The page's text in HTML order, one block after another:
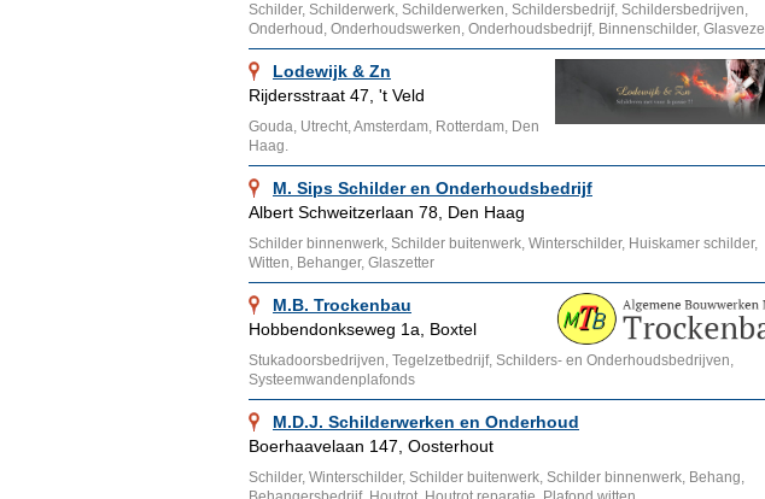
Schilder, Schilderwerk, Schilderwerken, Schildersbedrijf, Schildersbedrijven,
Onderhoud, Onderhoudswerken, Onderhoudsbedrijf, Binnenschilder, Glasvezel
Lodewijk & Zn
Rijdersstraat 47, 't Veld
Gouda, Utrecht, Amsterdam, Rotterdam, Den
Haag.
M. Sips Schilder en Onderhoudsbedrijf
Albert Schweitzerlaan 78, Den Haag
Schilder binnenwerk, Schilder buitenwerk, Winterschilder, Huiskamer schilder,
Witten, Behanger, Glaszetter
M.B. Trockenbau
Hobbendonkseweg 1a, Boxtel
Stukadoorsbedrijven, Tegelzetbedrijf, Schilders- en Onderhoudsbedrijven,
Systeemwandenplafonds
M.D.J. Schilderwerken en Onderhoud
Boerhaavelaan 147, Oosterhout
Schilder, Winterschilder, Schilder buitenwerk, Schilder binnenwerk, Behang,